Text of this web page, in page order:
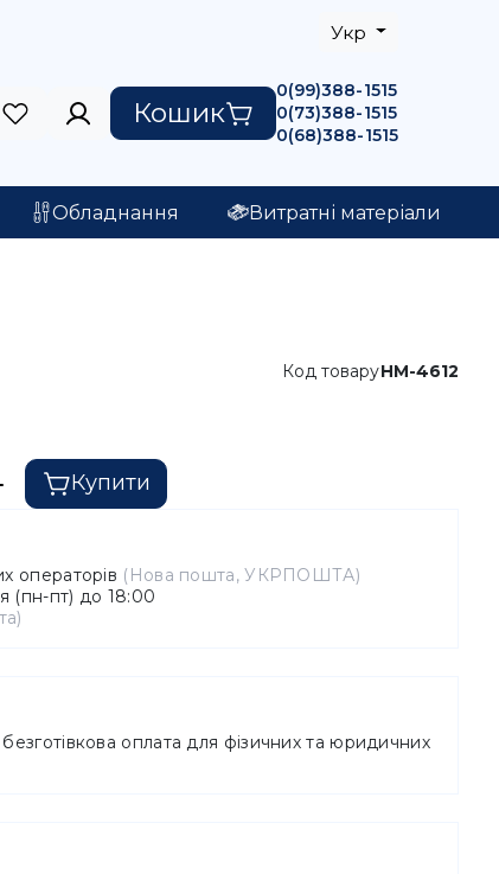
Укр
Кошик
0(99)388-1515
0(73)388-1515
0(68)388-1515
Обладнання Витратні матеріали
Код товаруHM-4612
Купити
операторів (Нова пошта, УКРПОШТА)
(пн-пт) до 18:00
оплата для фізичних та юридичних